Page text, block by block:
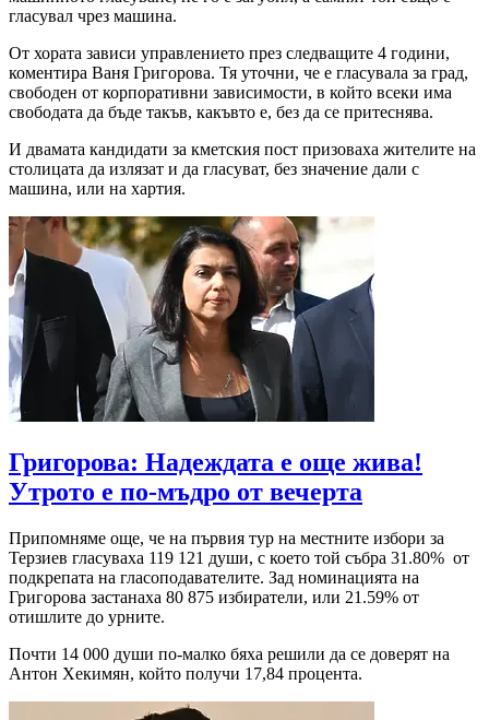
гласувал чрез машина.
От хората зависи управлението през следващите 4 години,
коментира Ваня Григорова. Тя уточни, че е гласувала за град,
свободен от корпоративни зависимости, в който всеки има
свободата да бъде такъв, какъвто е, без да се притеснява.
И двамата кандидати за кметския пост призоваха жителите на
столицата да излязат и да гласуват, без значение дали с
машина, или на хартия.
Григорова: Надеждата е още жива!
Утрото е по-мъдро от вечерта
Припомняме още, че на първия тур на местните избори за
Терзиев гласуваха 119 121 души, с което той събра 31.80% от
подкрепата на гласоподавателите. Зад номинацията на
Григорова застанаха 80 875 избиратели, или 21.59% от
отишлите до урните.
Почти 14 000 души по-малко бяха решили да се доверят на
Антон Хекимян, който получи 17,84 процента.